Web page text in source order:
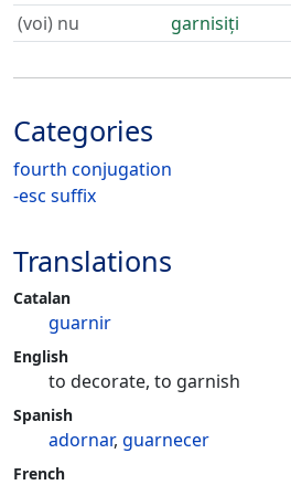
(voi) nu
garnisiți
Categories
fourth conjugation
-esc suffix
Translations
Catalan
guarnir
English
to decorate, to garnish
Spanish
adornar, guarnecer
French